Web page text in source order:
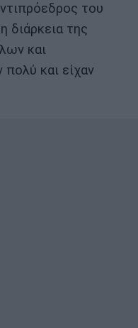
του
διάρκεια της
και
και είχαν